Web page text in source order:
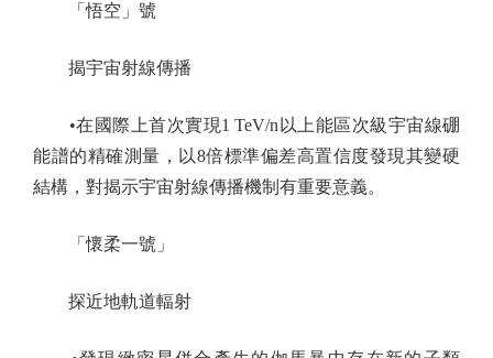
「悟空」號
揭宇宙射線傳播
•在國際上首次實現1 TeV/n以上能區次級宇宙線硼
能譜的精確測量，以8倍標準偏差高置信度發現其變硬
結構，對揭示宇宙射線傳播機制有重要意義。
「懷柔一號」
探近地軌道輻射